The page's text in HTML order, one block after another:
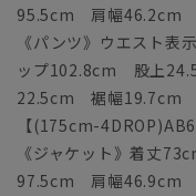
95.5cm 肩幅46.2cm
《パンツ》ウエスト
ップ102.8cm 股上
22.5cm 裾幅19.7cm
【(175cm-4DROP)AB6
《ジャケット》着丈
97.5cm 肩幅46.9cm